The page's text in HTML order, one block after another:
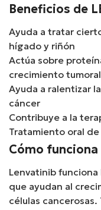
Beneficios de
Ayuda a tratar
hígado y riñón
Actúa sobre
crecimiento tumoral
Ayuda a ralentizar
cáncer
Contribuye a la
Tratamiento oral
Cómo funciona
Lenvatinib
que ayudan al
células